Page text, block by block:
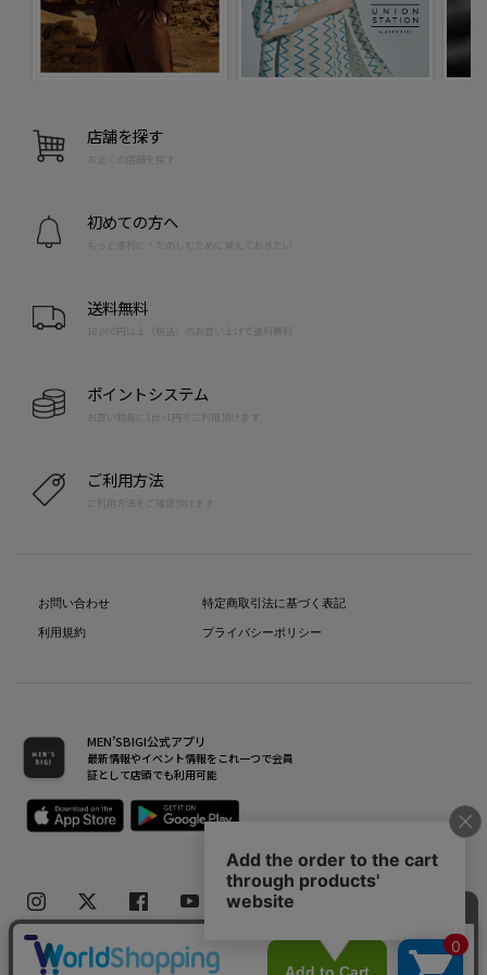
店舗を探す
お近くの店舗を探す
初めての方へ
もっと便利に！たのしむために覚えておきたい
送料無料
10,000円以上（税込）のお買い上げで送料無料
ポイントシステム
お買い物毎に1pt=1円でご利用頂けます
ご利用方法
ご利用方法をご確認頂けます
お問い合わせ
利用規約
特定商取引法に基づく表記
プライバシーポリシー
MEN’SBIGI公式アプリ
最新情報やイベント情報をこれ一つで会員
証として店頭でも利用可能
Copyright(C) Bigi Co.,Ltd.All Rights Reserved.